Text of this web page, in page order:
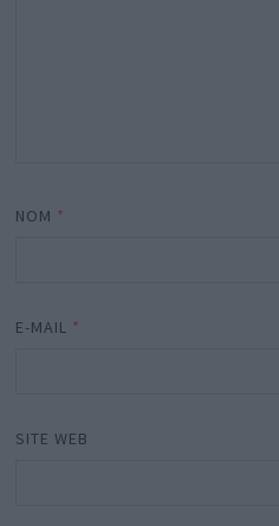
NOM *
E-MAIL *
SITE WEB